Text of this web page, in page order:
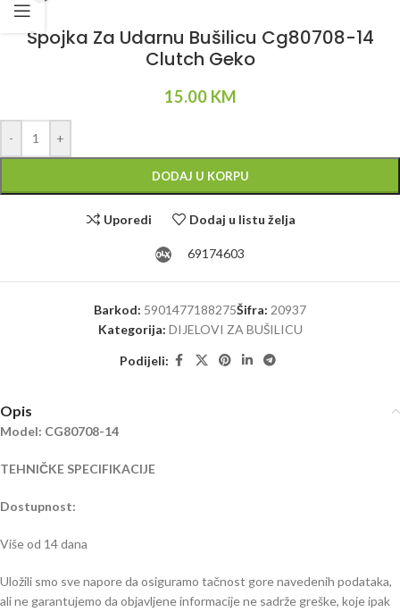
Spojka Za Udarnu Bušilicu Cg80708-14
Clutch Geko
15.00 KM
- +
DODAJ U KORPU
Uporedi Dodaj u listu želja
69174603
Barkod: 5901477188275Šifra: 20937
Kategorija: DIJELOVI ZA BUŠILICU
Podijeli:
Opis
Model: CG80708-14
TEHNIČKE SPECIFIKACIJE
Dostupnost:
Više od 14 dana
Uložili smo sve napore da osiguramo tačnost gore navedenih podataka,
ali ne garantujemo da objavljene informacije ne sadrže greške, koje ipak